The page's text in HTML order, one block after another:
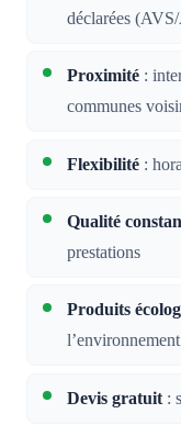
déclarées
Proximité :
communes
Flexibilité :
Qualité
prestations
Produits
l’environnement
Devis gratuit: